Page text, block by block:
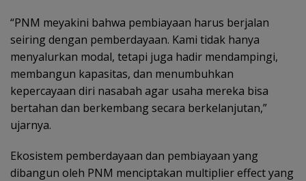
“PNM meyakini bahwa pembiayaan harus berjalan
seiring dengan pemberdayaan. Kami tidak hanya
menyalurkan modal, tetapi juga hadir mendampingi,
membangun kapasitas, dan menumbuhkan
kepercayaan diri nasabah agar usaha mereka bisa
bertahan dan berkembang secara berkelanjutan,”
ujarnya.
Ekosistem pemberdayaan dan pembiayaan yang
dibangun oleh PNM menciptakan multiplier effect yang